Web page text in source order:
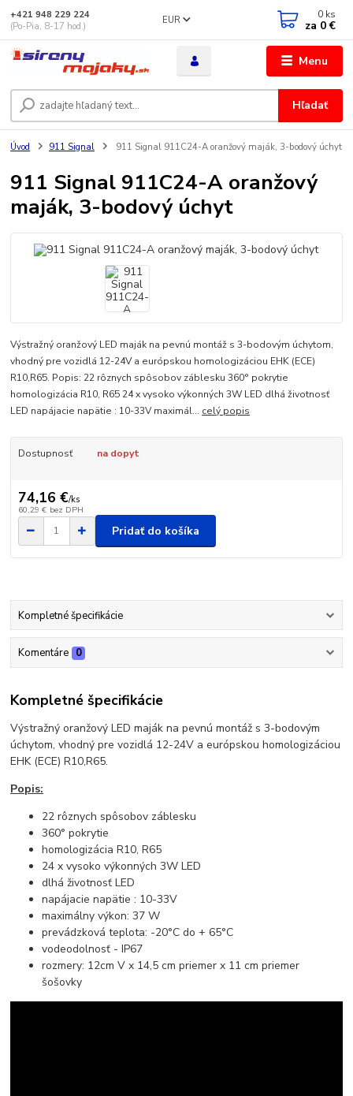
Menu
EUR
Hľadať
+421 948 229 224
(Po-Pia, 8-17 hod.)
0 ks
za 0 €
Úvod 911 Signal 911 Signal 911C24-A oranžový maják, 3-bodový úchyt
911 Signal 911C24-A oranžový
maják, 3-bodový úchyt
Výstražný oranžový LED maják na pevnú montáž s 3-bodovým úchytom,
vhodný pre vozidlá 12-24V a európskou homologizáciou EHK (ECE)
R10,R65. Popis: 22 rôznych spôsobov záblesku 360° pokrytie
homologizácia R10, R65 24 x vysoko výkonných 3W LED dlhá životnosť
LED napájacie napätie : 10-33V maximál... celý popis
Dostupnosť na dopyt
74,16 €/ks
60,29 € bez DPH
Pridať do košíka
Kompletné špecifikácie
Komentáre 0
Kompletné špecifikácie
Výstražný oranžový LED maják na pevnú montáž s 3-bodovým
úchytom, vhodný pre vozidlá 12-24V a európskou homologizáciou
EHK (ECE) R10,R65.
Popis:
22 rôznych spôsobov záblesku
360° pokrytie
homologizácia R10, R65
24 x vysoko výkonných 3W LED
dlhá životnosť LED
napájacie napätie : 10-33V
maximálny výkon: 37 W
prevádzková teplota: -20°C do + 65°C
vodeodolnosť - IP67
rozmery: 12cm V x 14,5 cm priemer x 11 cm priemer
šošovky